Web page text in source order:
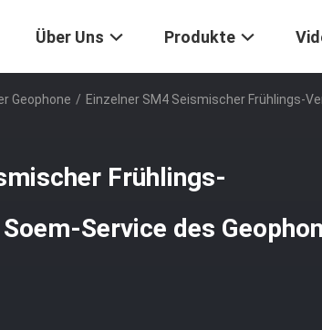
Über Uns Produkte
Geophone / Einzelner SM4 Seismischer Frühlings-
Frühlings-
Service des